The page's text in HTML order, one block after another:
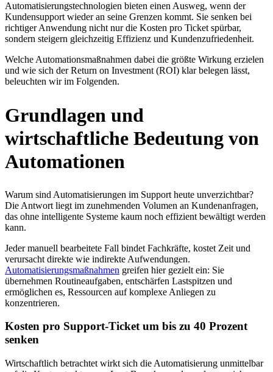
Automatisierungstechnologien bieten einen Ausweg, wenn der
Kundensupport wieder an seine Grenzen kommt. Sie senken bei
richtiger Anwendung nicht nur die Kosten pro Ticket spürbar,
sondern steigern gleichzeitig Effizienz und Kundenzufriedenheit.
Welche Automationsmaßnahmen dabei die größte Wirkung erzielen
und wie sich der Return on Investment (ROI) klar belegen lässt,
beleuchten wir im Folgenden.
Grundlagen und
wirtschaftliche Bedeutung von
Automationen
Warum sind Automatisierungen im Support heute unverzichtbar?
Die Antwort liegt im zunehmenden Volumen an Kundenanfragen,
das ohne intelligente Systeme kaum noch effizient bewältigt werden
kann.
Jeder manuell bearbeitete Fall bindet Fachkräfte, kostet Zeit und
verursacht direkte wie indirekte Aufwendungen.
Automatisierungsmaßnahmen greifen hier gezielt ein: Sie
übernehmen Routineaufgaben, entschärfen Lastspitzen und
ermöglichen es, Ressourcen auf komplexe Anliegen zu
konzentrieren.
Kosten pro Support-Ticket um bis zu 40 Prozent
senken
Wirtschaftlich betrachtet wirkt sich die Automatisierung unmittelbar